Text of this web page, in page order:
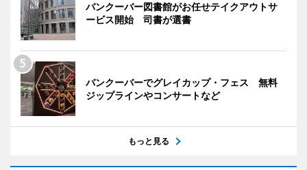
バンクーバー図書館がお任せテイクアウトサ
ービス開始 司書が選書
バンクーバーでグレイカップ・フェス 無料
ジップラインやコンサートなど
もっと見る